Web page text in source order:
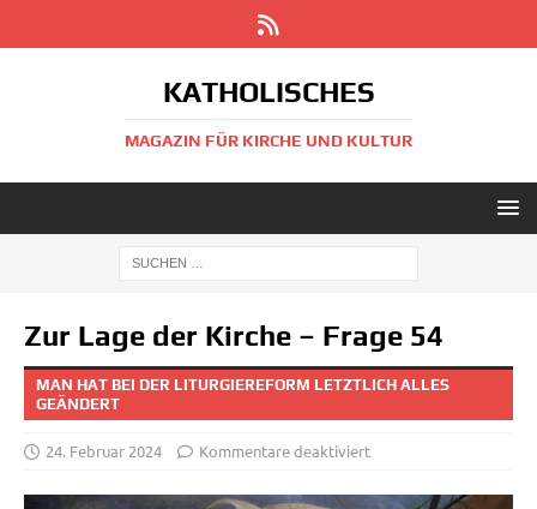
KATHOLISCHES
MAGAZIN FÜR KIRCHE UND KULTUR
Zur Lage der Kirche – Frage 54
MAN HAT BEI DER LITURGIEREFORM LETZTLICH ALLES
GEÄNDERT
24. Februar 2024 Kommentare deaktiviert